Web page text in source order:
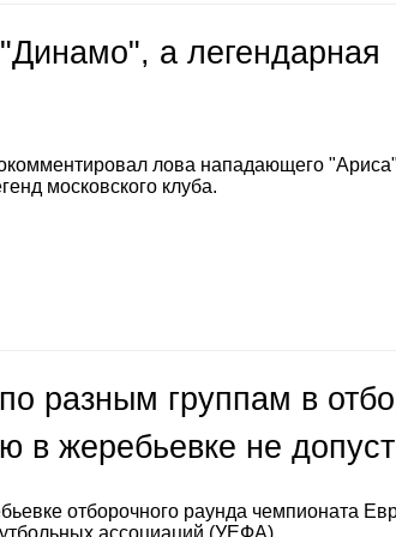
а легендарная
лова нападающего "Ариса"
московского клуба.
разным группам в
в жеребьевке не
отборочного раунда чемпионата
ассоциаций (УЕФА).